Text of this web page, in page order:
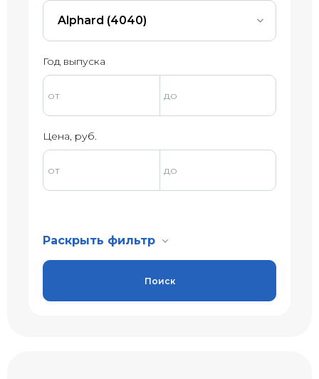
Alphard (4040)
Год выпуска
Цена, руб.
Раскрыть фильтр
Поиск